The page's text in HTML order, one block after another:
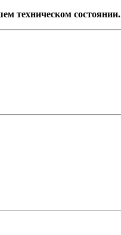
техническом состоянии.